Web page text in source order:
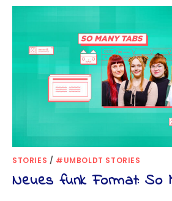
STORIES / #UMBOLDT STORIES
Neues funk Format: So